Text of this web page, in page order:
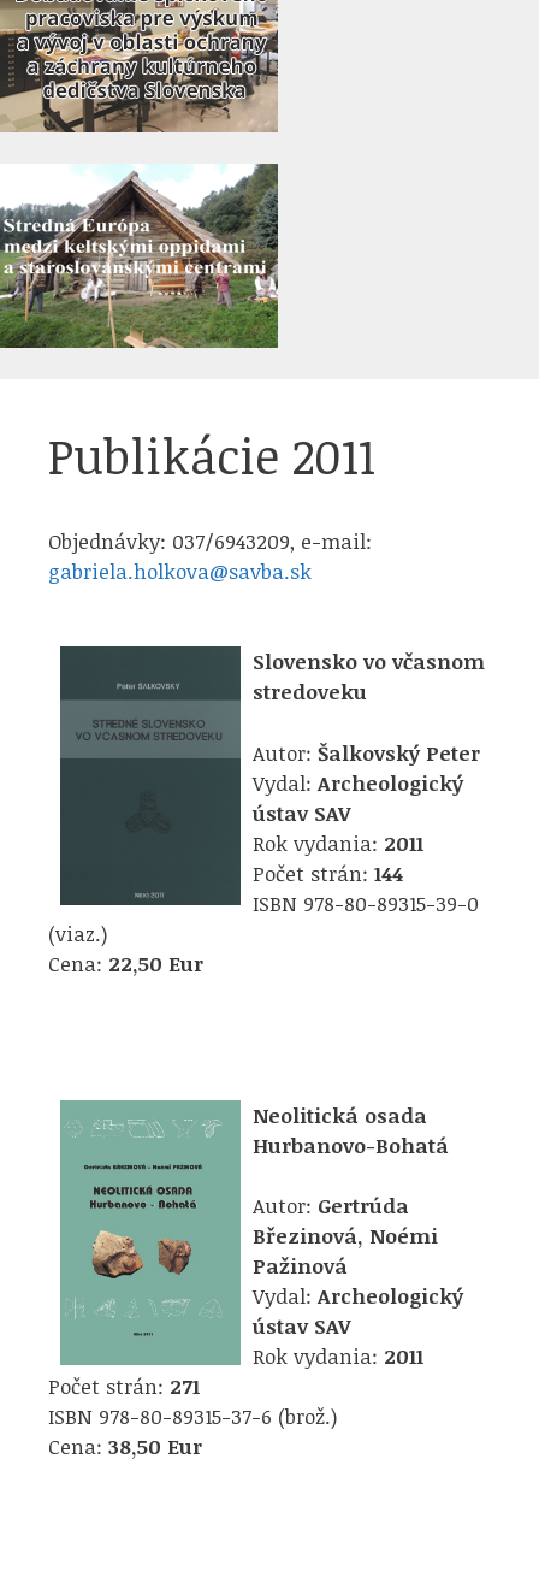
Publikácie 2011
Objednávky: 037/6943209, e-mail:
gabriela.holkova@savba.sk
Slovensko vo včasnom
stredoveku
Autor: Šalkovský Peter
Vydal:Archeologický
ústav SAV
Rok vydania: 2011
Počet strán: 144
ISBN 978-80-89315-39-0
(viaz.)
Cena: 22,50 Eur
Neolitická osada
Hurbanovo-Bohatá
Autor: Gertrúda
Březinová, Noémi
Pažinová
Vydal:Archeologický
ústav SAV
Rok vydania: 2011
Počet strán: 271
ISBN 978-80-89315-37-6 (brož.)
Cena: 38,50 Eur